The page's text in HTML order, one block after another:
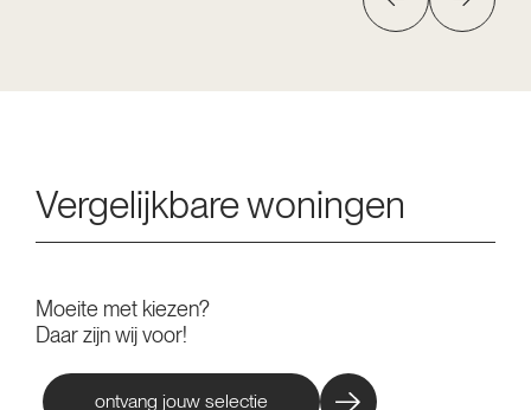
Vergelijkbare woningen
Moeite met kiezen?
Daar zijn wij voor!
ontvang jouw selectie